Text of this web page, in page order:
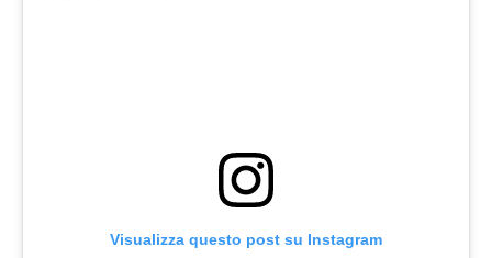
Visualizza questo post su Instagram